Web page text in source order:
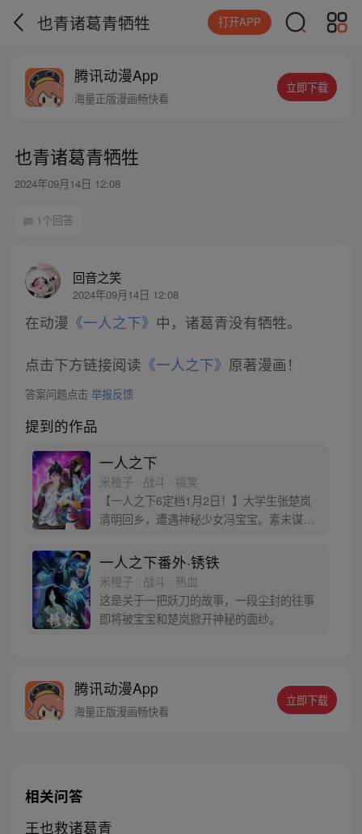
也青诸葛青牺牲 打开APP
腾讯动漫App
海量正版漫画畅快看
立即下载
也青诸葛青牺牲
2024年09月14日 12:08
1个回答
回音之笑
2024年09月14日 12:08
在动漫 《一人之下》 中，诸葛青没有牺牲。
点击下方链接阅读 《一人之下》 原著漫画！
答案问题点击 举报反馈
提到的作品
一人之下
米橙子 · 战斗 · 搞笑
【一人之下6定档1月2日！】大学生张楚岚
清明回乡，遭遇神秘少女冯宝宝。素未谋面
自己打工的快递公司。为了帮冯宝宝寻找她
的身世，也为了查清自己与爷爷身上的秘
密，张楚岚的生活被彻底颠覆，与冯宝宝一
同踏上“异人”之旅。
一人之下番外·锈铁
米橙子 · 战斗 · 热血
这是关于一把妖刀的故事，一段尘封的往事
即将被宝宝和楚岚掀开神秘的面纱。
腾讯动漫App
海量正版漫画畅快看
立即下载
相关问答
王也救诸葛青